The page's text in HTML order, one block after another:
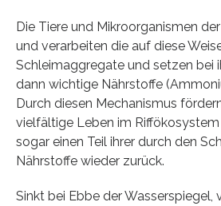
Die Tiere und Mikroorganismen
und verarbeiten die auf diese
Schleimaggregate und setzen bei
dann wichtige Nährstoffe
Durch diesen Mechanismus
vielfältige Leben im
sogar einen Teil ihrer durch den
Nährstoffe wieder zurück.
Sinkt bei Ebbe der Wasserspiegel,